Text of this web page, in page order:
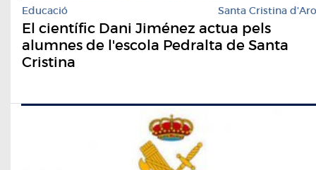
Educació Santa Cristina d'Aro
El científic Dani Jiménez actua pels
alumnes de l'escola Pedralta de Santa
Cristina